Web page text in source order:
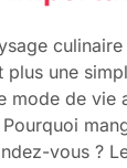
plus une
mode de vie
vous ?